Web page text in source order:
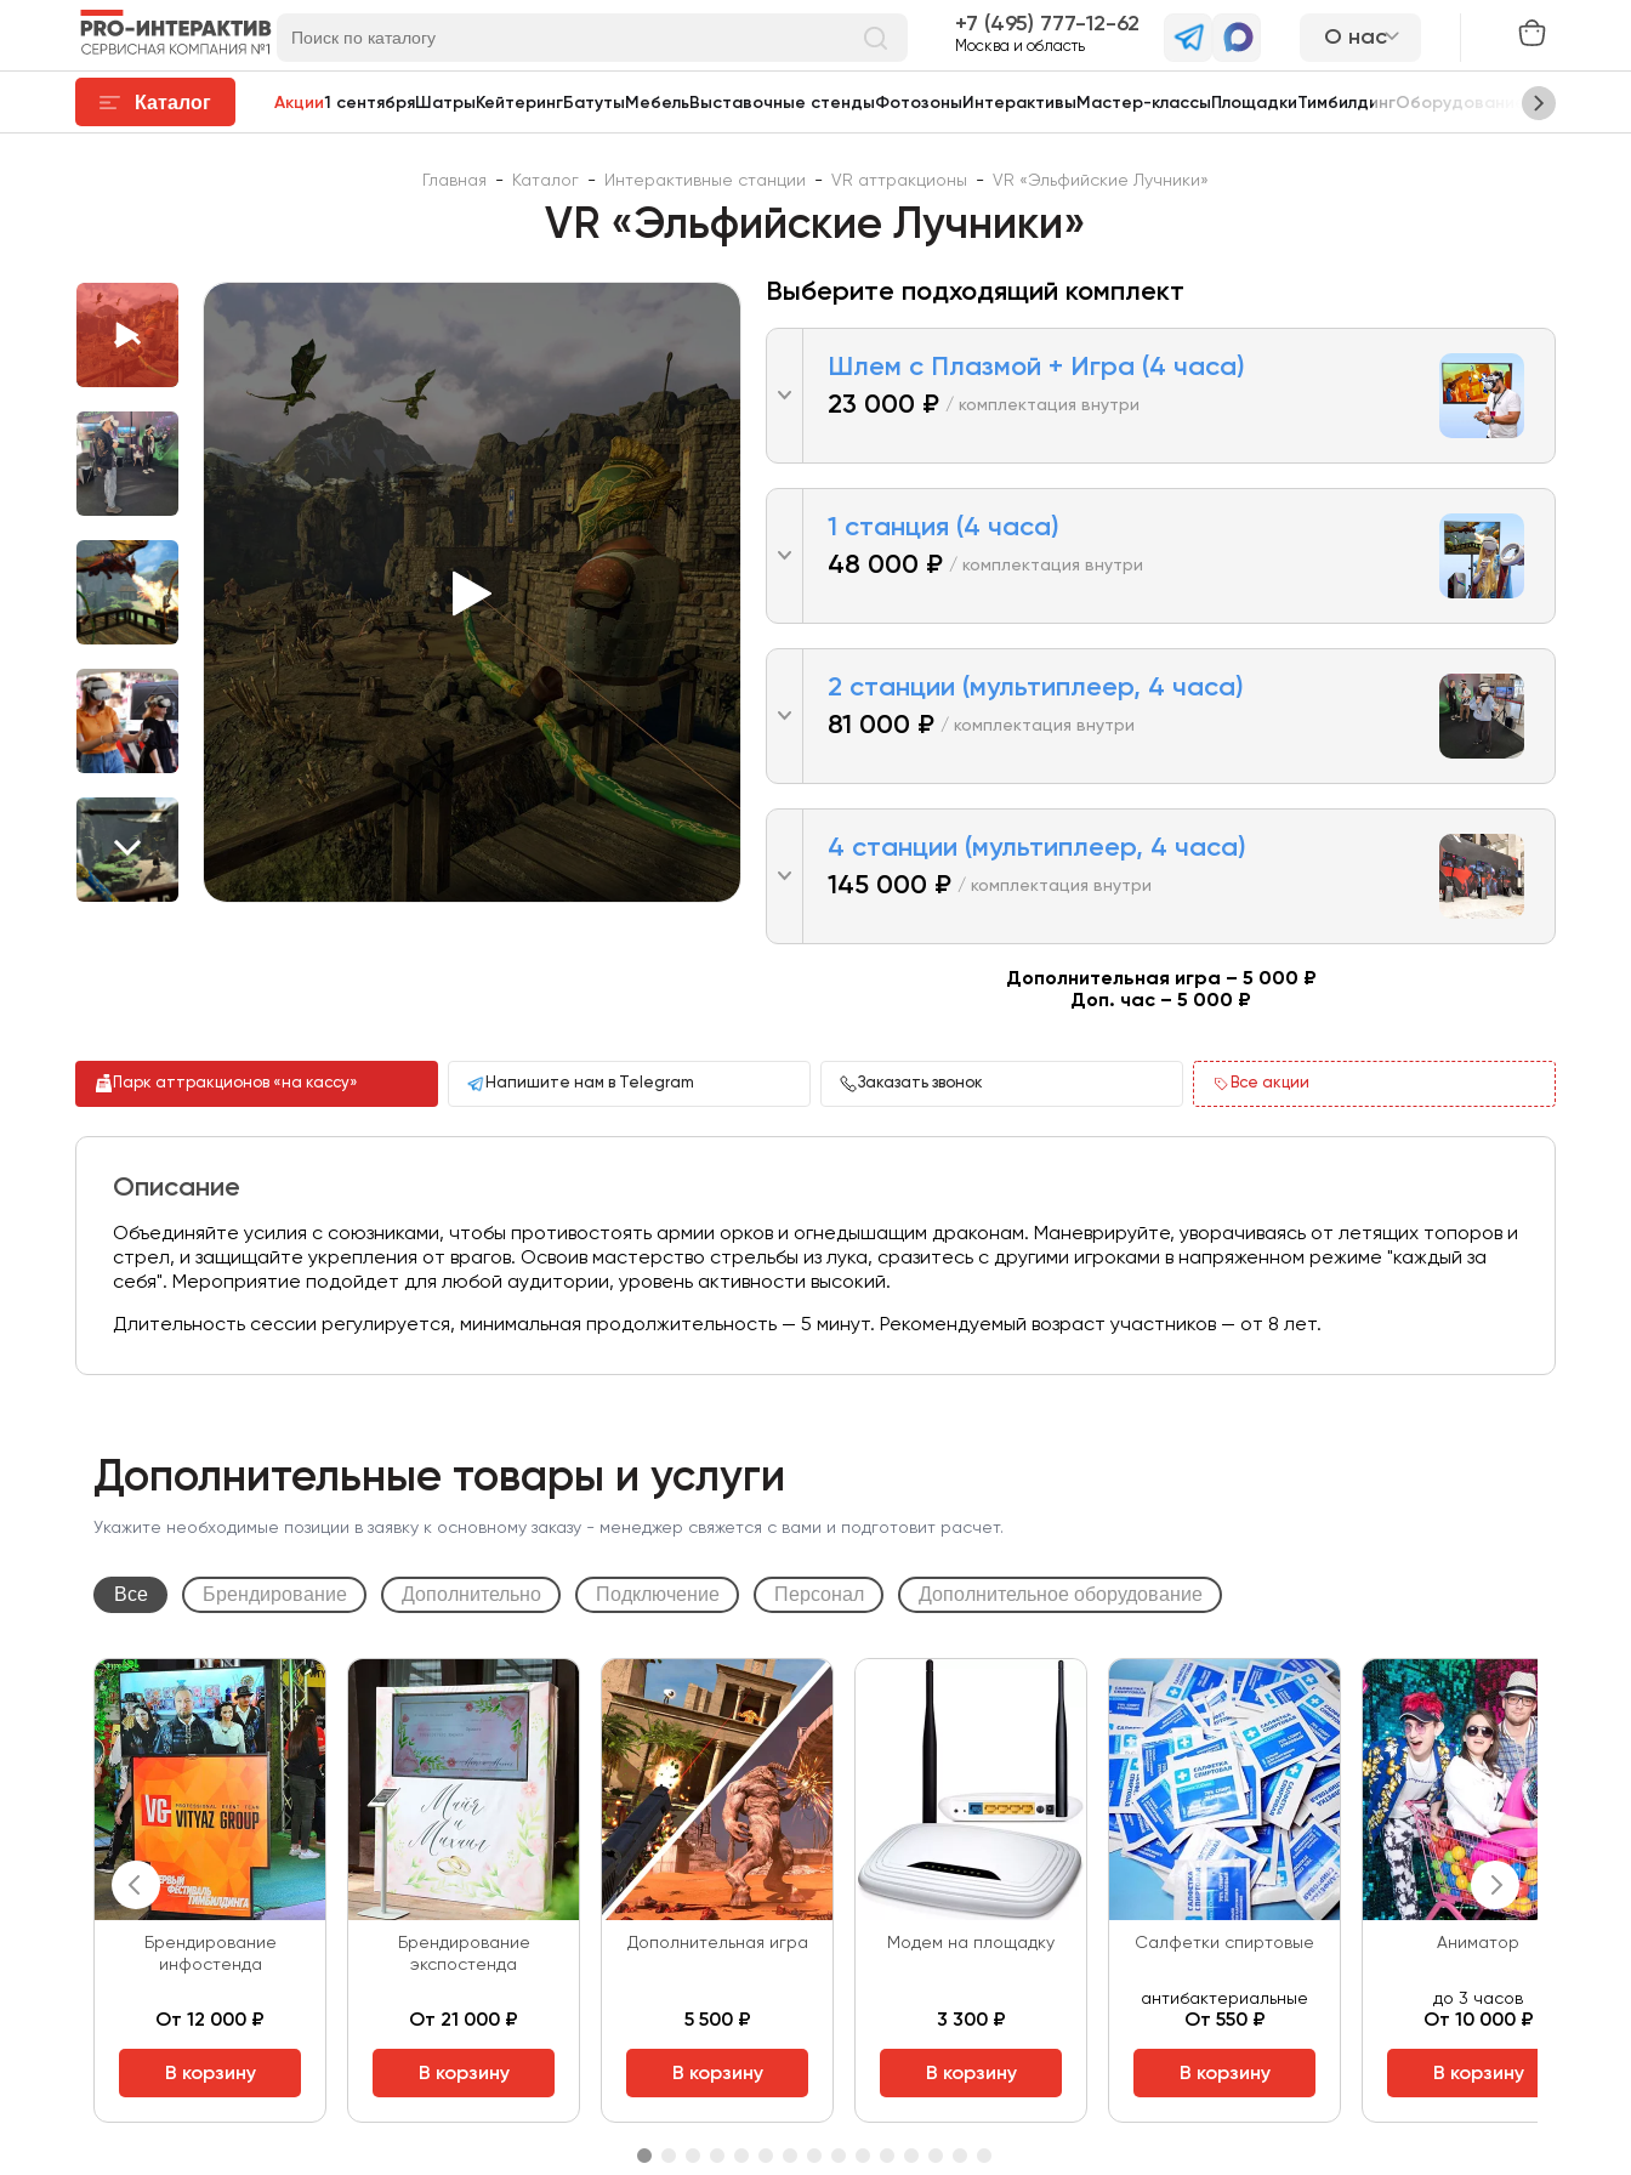
7 (495) 777-12-62
Москва и область О нас
Каталог Акции1 сентябряШатры КейтерингБатуты МебельВыставочные стендыФотозоны Интерактивы Мастер-классы ПлощадкиТимбилдингОборудование Сцены
Главная - Каталог - Интерактивные станции - VR аттракционы - VR «Эльфийские Лучники»
VR «Эльфийские Лучники»
Выберите подходящий комплект
Шлем с Плазмой + Игра (4 часа)
23 000 ₽ / комплектация внутри
1 станция (4 часа)
48 000 ₽ / комплектация внутри
2 станции (мультиплеер, 4 часа)
81 000 ₽ / комплектация внутри
4 станции (мультиплеер, 4 часа)
145 000 ₽ / комплектация внутри
Дополнительная игра – 5 000 ₽
Доп. час – 5 000 ₽
Парк аттракционов «на кассу» Напишите нам в Telegram Заказать звонок Все акции
Описание
Объединяйте усилия с союзниками, чтобы противостоять армии орков и огнедышащим драконам. Маневрируйте, уворачиваясь от летящих топоров и
стрел, и защищайте укрепления от врагов. Освоив мастерство стрельбы из лука, сразитесь с другими игроками в напряженном режиме "каждый за
себя". Мероприятие подойдет для любой аудитории, уровень активности высокий.
Длительность сессии регулируется, минимальная продолжительность — 5 минут. Рекомендуемый возраст участников — от 8 лет.
Дополнительные товары и услуги
Укажите необходимые позиции в заявку к основному заказу - менеджер свяжется с вами и подготовит расчет.
Все Брендирование Дополнительно Подключение Персонал Дополнительное оборудование
Брендирование
инфостенда
От 12 000 ₽
В корзину
Брендирование
экспостенда
От 21 000 ₽
В корзину
Дополнительная игра
5 500 ₽
В корзину
Модем на площадку
3 300 ₽
В корзину
Салфетки спиртовые
антибактериальные
От 550 ₽
В корзину
Аниматор
до 3 часов
От 10 000 ₽
В корзину